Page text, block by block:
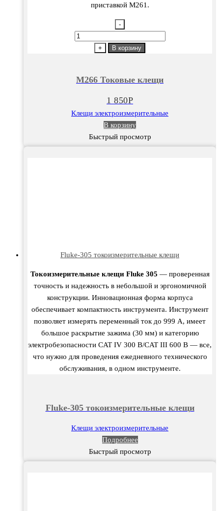
приставкой М261.
-
Количество
клещи
+ В корзину
М266 Токовые клещи
1 850Р
Клещи электроизмерительные
В корзину
Быстрый просмотр
Fluke-305 токоизмерительные клещи
Токоизмерительные клещи Fluke 305 — проверенная
точность и надежность в небольшой и эргономичной
конструкции. Инновационная форма корпуса
обеспечивает компактность инструмента. Инструмент
позволяет измерять переменный ток до 999 А, имеет
большое раскрытие зажима (30 мм) и категорию
электробезопасности CAT IV 300 В/CAT III 600 В — все,
что нужно для проведения ежедневного технического
обслуживания, в одном инструменте.
Fluke-305 токоизмерительные клещи
Клещи электроизмерительные
Подробнее
Быстрый просмотр